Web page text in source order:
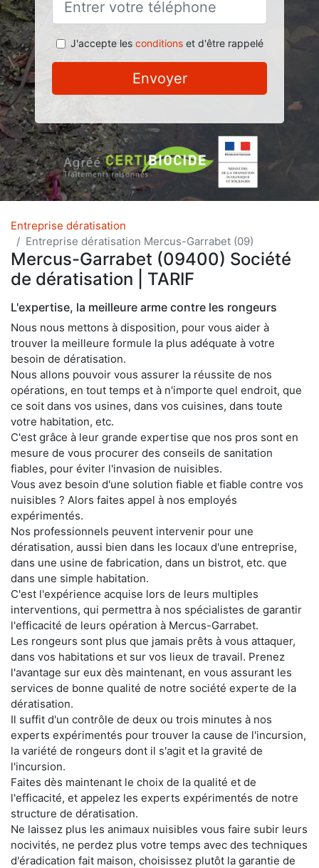
J'accepte les conditionset d'être rappelé
Envoyer
Entreprise dératisation
Entreprise dératisation Mercus-Garrabet (09)
Mercus-Garrabet (09400) Société
de dératisation | TARIF
L'expertise, la meilleure arme contre les rongeurs
Nous nous mettons à disposition, pour vous aider à
trouver la meilleure formule la plus adéquate à votre
besoin de dératisation.
Nous allons pouvoir vous assurer la réussite de nos
opérations, en tout temps et à n'importe quel endroit, que
ce soit dans vos usines, dans vos cuisines, dans toute
votre habitation, etc.
C'est grâce à leur grande expertise que nos pros sont en
mesure de vous procurer des conseils de sanitation
fiables, pour éviter l'invasion de nuisibles.
Vous avez besoin d'une solution fiable et fiable contre vos
nuisibles ? Alors faites appel à nos employés
expérimentés.
Nos professionnels peuvent intervenir pour une
dératisation, aussi bien dans les locaux d'une entreprise,
dans une usine de fabrication, dans un bistrot, etc. que
dans une simple habitation.
C'est l'expérience acquise lors de leurs multiples
interventions, qui permettra à nos spécialistes de garantir
l'efficacité de leurs opération à Mercus-Garrabet.
Les rongeurs sont plus que jamais prêts à vous attaquer,
dans vos habitations et sur vos lieux de travail. Prenez
l'avantage sur eux dès maintenant, en vous assurant les
services de bonne qualité de notre société experte de la
dératisation.
Il suffit d'un contrôle de deux ou trois minutes à nos
experts expérimentés pour trouver la cause de l'incursion,
la variété de rongeurs dont il s'agit et la gravité de
l'incursion.
Faites dès maintenant le choix de la qualité et de
l'efficacité, et appelez les experts expérimentés de notre
structure de dératisation.
Ne laissez plus les animaux nuisibles vous faire subir leurs
nocivités, ne perdez plus votre temps avec des techniques
d'éradication fait maison, choisissez plutôt la garantie de